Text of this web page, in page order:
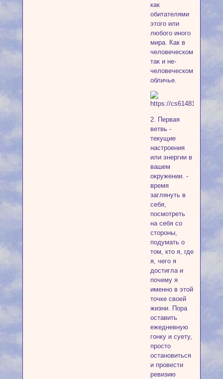
как
обитателями
этого или
любого иного
мира. Как в
человеческом,
так и не-
человеческом
обличье.
2. Первая
ветвь -
текущие
настроения
или энергии в
вашем
окружении. -
время
заглянуть в
себя,
посмотреть
на себя со
стороны,
подумать о
том, кто я, где
я, чего я
достигла и
почему я
именно в этой
точке своей
жизни. Пора
оставить
ежедневную
гонку и суету,
просто
остановиться
и провести
ревизию